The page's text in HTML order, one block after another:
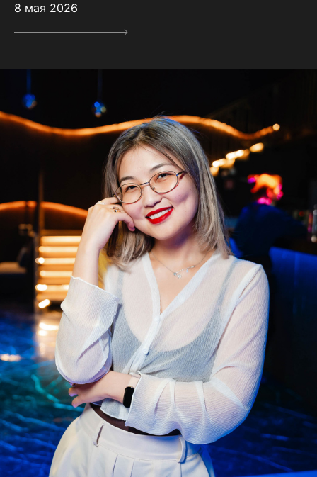
8 мая 2026